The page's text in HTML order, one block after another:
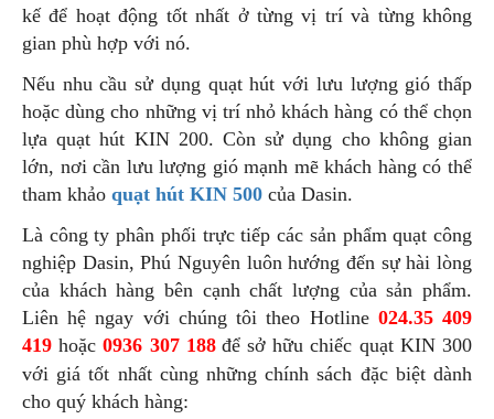
kế để hoạt động tốt nhất ở từng vị trí và từng không
gian phù hợp với nó.
Nếu nhu cầu sử dụng quạt hút với lưu lượng gió thấp
hoặc dùng cho những vị trí nhỏ khách hàng có thể chọn
lựa quạt hút KIN 200. Còn sử dụng cho không gian
lớn, nơi cần lưu lượng gió mạnh mẽ khách hàng có thể
tham khảo quạt hút KIN 500 của Dasin.
Là công ty phân phối trực tiếp các sản phẩm quạt công
nghiệp Dasin, Phú Nguyên luôn hướng đến sự hài lòng
của khách hàng bên cạnh chất lượng của sản phẩm.
Liên hệ ngay với chúng tôi theo Hotline 024.35 409
419 hoặc0936 307 188 để sở hữu chiếc quạt KIN 300
với giá tốt nhất cùng những chính sách đặc biệt dành
cho quý khách hàng: